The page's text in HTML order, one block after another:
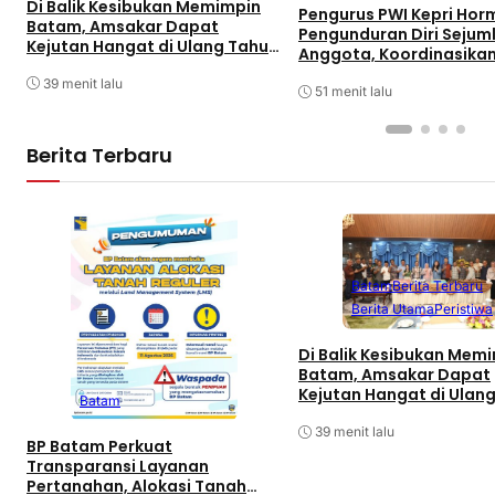
Di Balik Kesibukan Memimpin
Batam, Amsakar Dapat
Kejutan Hangat di Ulang Tahun
39 menit lalu
Pengurus PWI Kepri
Pengunduran Diri
Anggota, Koordinasikan
51 menit lalu
Berita Terbaru
Batam
BP Batam Perkuat
Transparansi Layanan
Pertanahan, Alokasi Tanah
BatamBerita Terbaru
Berita UtamaPeristiwa
Di Balik Kesibukan
Batam, Amsakar Dapat
Kejutan Hangat di
39 menit lalu